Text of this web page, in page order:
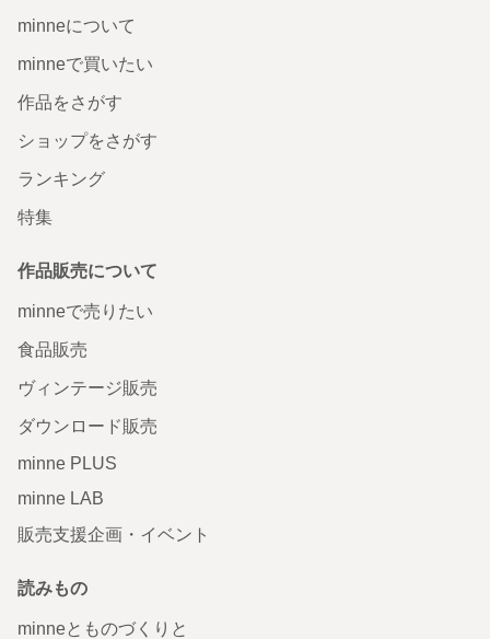
minneについて
minneで買いたい
作品をさがす
ショップをさがす
ランキング
特集
作品販売について
minneで売りたい
食品販売
ヴィンテージ販売
ダウンロード販売
minne PLUS
minne LAB
販売支援企画・イベント
読みもの
minneとものづくりと